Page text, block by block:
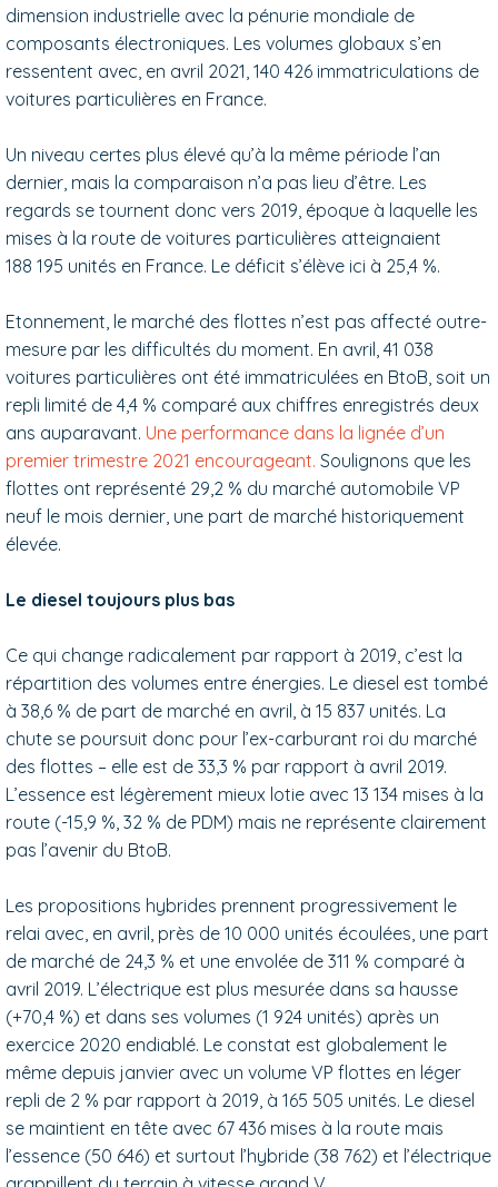
dimension industrielle avec la pénurie mondiale de
composants électroniques. Les volumes globaux s’en
ressentent avec, en avril 2021, 140 426 immatriculations de
voitures particulières en France.
Un niveau certes plus élevé qu’à la même période l’an
dernier, mais la comparaison n’a pas lieu d’être. Les
regards se tournent donc vers 2019, époque à laquelle les
mises à la route de voitures particulières atteignaient
188 195 unités en France. Le déficit s’élève ici à 25,4 %.
Etonnement, le marché des flottes n’est pas affecté outre-
mesure par les difficultés du moment. En avril, 41 038
voitures particulières ont été immatriculées en BtoB, soit un
repli limité de 4,4 % comparé aux chiffres enregistrés deux
ans auparavant. Une performance dans la lignée d’un
premier trimestre 2021 encourageant. Soulignons que les
flottes ont représenté 29,2 % du marché automobile VP
neuf le mois dernier, une part de marché historiquement
élevée.
Le diesel toujours plus bas
Ce qui change radicalement par rapport à 2019, c’est la
répartition des volumes entre énergies. Le diesel est tombé
à 38,6 % de part de marché en avril, à 15 837 unités. La
chute se poursuit donc pour l’ex-carburant roi du marché
des flottes – elle est de 33,3 % par rapport à avril 2019.
L’essence est légèrement mieux lotie avec 13 134 mises à la
route (-15,9 %, 32 % de PDM) mais ne représente clairement
pas l’avenir du BtoB.
Les propositions hybrides prennent progressivement le
relai avec, en avril, près de 10 000 unités écoulées, une part
de marché de 24,3 % et une envolée de 311 % comparé à
avril 2019. L’électrique est plus mesurée dans sa hausse
(+70,4 %) et dans ses volumes (1 924 unités) après un
exercice 2020 endiablé. Le constat est globalement le
même depuis janvier avec un volume VP flottes en léger
repli de 2 % par rapport à 2019, à 165 505 unités. Le diesel
se maintient en tête avec 67 436 mises à la route mais
l’essence (50 646) et surtout l’hybride (38 762) et l’électrique